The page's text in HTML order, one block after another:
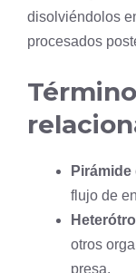
disolviéndolos
procesados
flujo de
otros
presa.